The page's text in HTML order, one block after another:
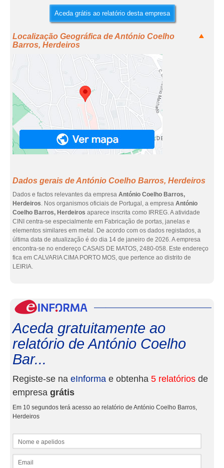
Aceda grátis ao relatório desta empresa
Localização Geográfica de António Coelho
Barros, Herdeiros
Dados gerais de António Coelho Barros, Herdeiros
Dados e factos relevantes da empresa António Coelho Barros,
Herdeiros. Nos organismos oficiais de Portugal, a empresa António
Coelho Barros, Herdeiros aparece inscrita como IRREG. A atividade
CINI centra-se especialmente em Fabricação de portas, janelas e
elementos similares em metal. De acordo com os dados registados, a
última data de atualização é do dia 14 de janeiro de 2026. A empresa
encontra-se no endereço CASAIS DE MATOS, 2480-058. Este endereço
fica em CALVARIA CIMA PORTO MOS, que pertence ao distrito de
LEIRIA.
Aceda gratuitamente ao
relatório de António Coelho
Bar...
Registe-se na eInforma e obtenha 5 relatórios de
empresa grátis
Em 10 segundos terá acesso ao relatório de António Coelho Barros,
Herdeiros